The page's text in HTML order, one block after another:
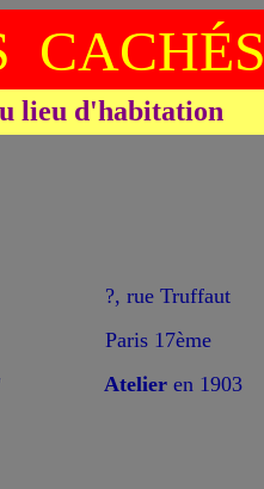
CACHÉS
lieu d'habitation
?, rue Truffaut
Paris 17ème
Atelier en 1903